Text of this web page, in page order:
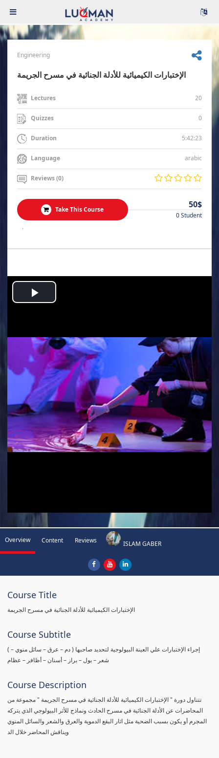
Engineering
الإختبارات الكيميائية للأدلة الجنائية في مسرح الجريمة
Lectures 20
Quizzes 0
Duration 5:42:23
Language arabic
Reviews (0)
Take This Course 50$
0 Student
.
Play
Overview Content Reviews ISLAM GABER
Course Title
الإختبارات الكيميائية للأدلة الجنائية في مسرح الجريمة
Course Subtitle
( إجراء الإختبارات علي العينة البيولوجية لتحديد صاحبها ( دم – عرق – سائل منوي –
شعر – بول – براز – أسنان – أظافر – عظام
Course Description
تتناول دورة " الإختبارات الكيميائية للأدلة الجنائية في مسرح الجريمة " مجموعة من
المحاضرات عن الأدلة الجنائية في مسرح الحادث ونماذج للأثر البيولوجي الذي يتركه
المجرم أو يكون بسبب الضحية مثل اثار البقع الدموية والعرق والشعر والسائل المنوي
ويناقش المحاضر خلال الد